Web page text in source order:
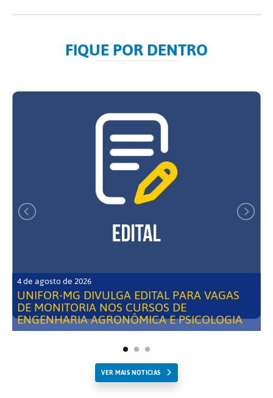
FIQUE POR DENTRO
4 de agosto de 2026
UNIFOR-MG DIVULGA EDITAL PARA VAGAS
DE MONITORIA NOS CURSOS DE
ENGENHARIA AGRONÔMICA E PSICOLOGIA
VER MAIS NOTICIAS